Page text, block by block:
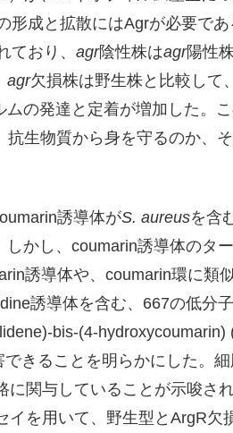
形成と拡散にはAgrが必要で
ており、 agr陰性株はagr陽性
agr欠損株は野生株と比較して
の発達と定着が増加した。こ
生物質から身を守るのか、
誘導体がS. aureusを含
かし、coumarin誘導体のタ
誘導体や、coumarin環に類
誘導体を含む、667の低分
bis-(4-hydroxycoumarin)
きることを明らかにした。
関与していることが示唆さ
を用いて、野生型とArgR欠